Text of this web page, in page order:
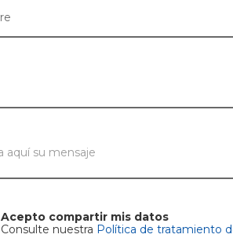
Acepto compartir mis datos
Consulte nuestra Política de tratamiento